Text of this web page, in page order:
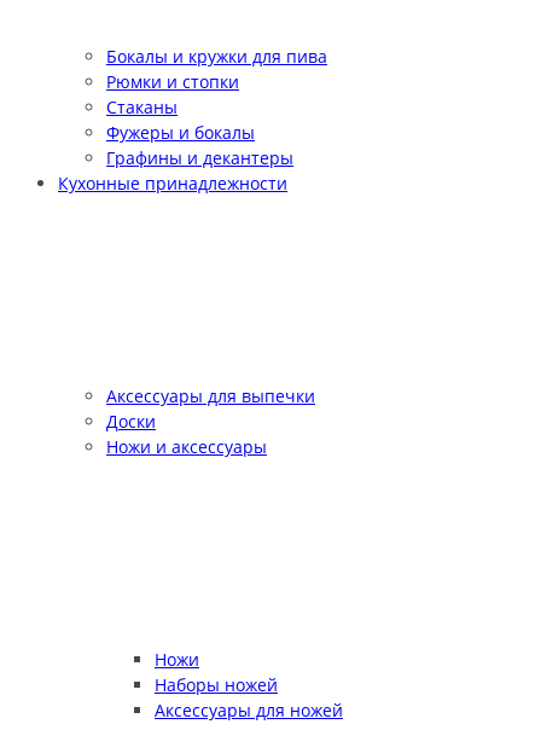
Бокалы и кружки для пива
Рюмки и стопки
Стаканы
Фужеры и бокалы
Графины и декантеры
Кухонные принадлежности
Аксессуары для выпечки
Доски
Ножи и аксессуары
Ножи
Наборы ножей
Аксессуары для ножей